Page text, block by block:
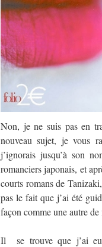
Non, je ne suis pas en
nouveau sujet, je vous
j’ignorais jusqu’à son
romanciers japonais, et
courts romans de
pas le fait que j’ai été
façon comme une autre
Il se trouve que j’ai eu